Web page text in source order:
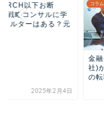
以下お断
戦略コンサルに学
ィルターはある？元
2025年2月4日
コラム
金
社)
の